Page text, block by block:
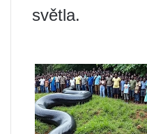
světla.